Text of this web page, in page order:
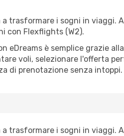
a trasformare i sogni in
con Flexflights (W2).
eDreams è semplice grazie
voli, selezionare l'offerta
di prenotazione senza intoppi.
a trasformare i sogni in